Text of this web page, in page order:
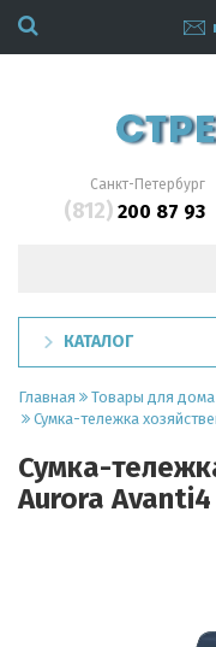
Санкт-Петербург
(812) 200 87 93
КАТАЛОГ
Главная Товары для дома
Сумка-тележка
Сумка-
Aurora